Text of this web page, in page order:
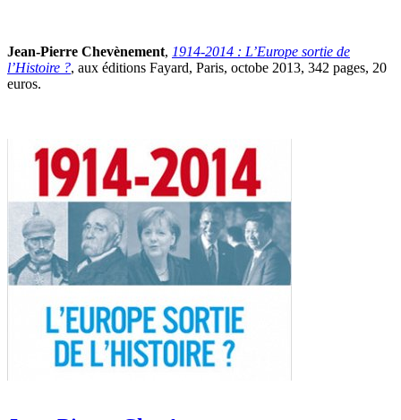
Jean-Pierre Chevènement, 1914-2014 : L’Europe sortie de
l’Histoire ?, aux éditions Fayard, Paris, octobe 2013, 342 pages, 20
euros.